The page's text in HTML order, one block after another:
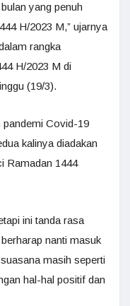
yang penuh
H/2023 M,” ujarnya
rangka
H/2023 M di
(19/3).
pandemi Covid-19
kalinya diadakan
Ramadan 1444
ini tanda rasa
nanti masuk
masih seperti
hal-hal positif dan